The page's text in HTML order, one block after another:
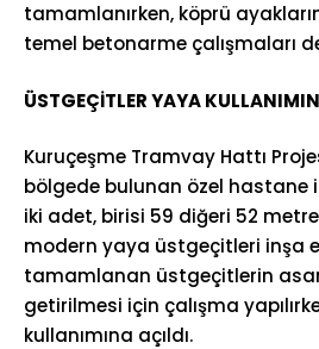
tamamlanırken, köprü
temel betonarme çalışmaları
ÜSTGEÇİTLER YAYA
Kuruçeşme Tramvay Hattı
bölgede bulunan özel hastane
iki adet, birisi 59 diğeri 52
modern yaya üstgeçitleri inşa
tamamlanan üstgeçitlerin
getirilmesi için çalışma
kullanımına açıldı.